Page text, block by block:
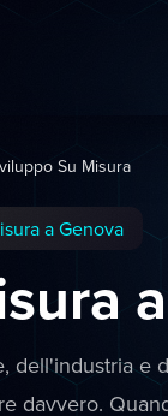
Su Misura
a Genova
a
dell'industria e
davvero.